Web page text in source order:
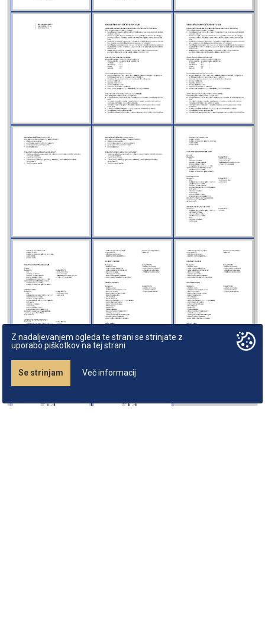
Z nadaljevanjem ogleda te strani se strinjate z
uporabo piškotkov na tej strani
Se strinjam Več informacij